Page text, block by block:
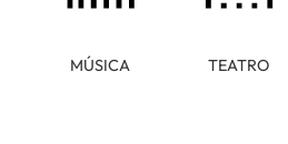
MÚSICA TEATRO